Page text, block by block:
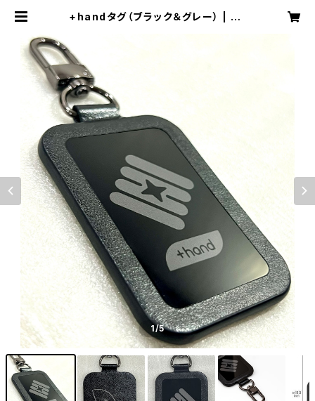
+handタグ（ブラック＆グレー） | +h
1/5